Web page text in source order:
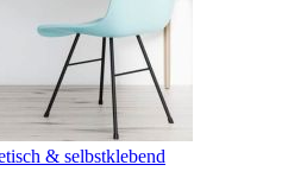
& selbstklebend